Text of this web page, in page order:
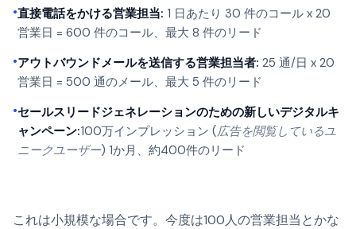
•直接電話をかける営業担当: 1 日あたり 30 件のコール x 20
営業日 = 600 件のコール、最大 8 件のリード
•アウトバウンドメールを送信する営業担当者: 25 通/日 x 20
営業日 = 500 通のメール、最大 5 件のリード
•セールスリードジェネレーションのための新しいデジタルキ
ャンペーン:100万インプレッション (広告を閲覧しているユ
ニークユーザー) 1か月、約400件のリード
これは小規模な場合です。今度は100人の営業担当とかな